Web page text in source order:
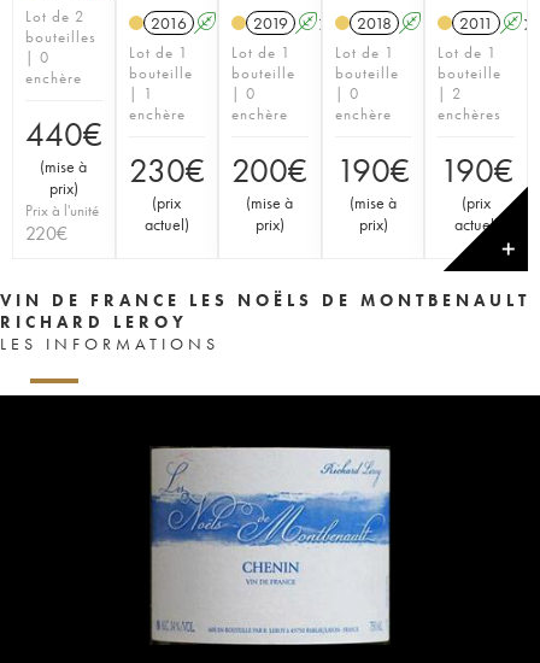
Lot de 2
bouteilles
| 0
enchère
440€
(mise à
prix)
Prix à l'unité
220€
2016 A K
Lot de 1
bouteille
| 1
enchère
230€
(prix
actuel)
2019 AK
Lot de 1
bouteille
| 0
enchère
200€
(mise à
prix)
2018 A K
Lot de 1
bouteille
| 0
enchère
190€
(mise à
prix)
2011 A
Lot de 1
bouteille
| 2
enchères
190€
(prix
actuel)
✕
VIN DE FRANCE LES NOËLS DE MONTBENAULT
RICHARD LEROY
LES INFORMATIONS